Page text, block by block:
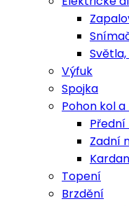
Výfuk
Spojka
Pohon kol
Zadní
Kardan
Topení
Brzdění